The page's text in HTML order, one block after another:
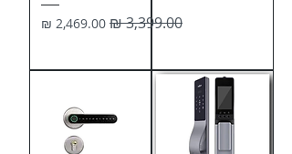
מחיר רגיל
מחיר מבצע